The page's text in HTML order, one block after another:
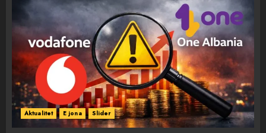
Aktualitet E jona Slider